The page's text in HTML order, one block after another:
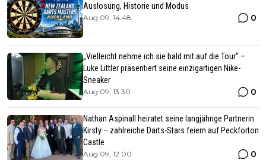
Auslosung, Historie und Modus
Aug 09, 14:48 0
„Vielleicht nehme ich sie bald mit auf die Tour“ –
Luke Littler präsentiert seine einzigartigen Nike-
Sneaker
Aug 09, 13:30 0
Nathan Aspinall heiratet seine langjährige Partnerin
Kirsty – zahlreiche Darts-Stars feiern auf Peckforton
Castle
Aug 09, 12:00 0